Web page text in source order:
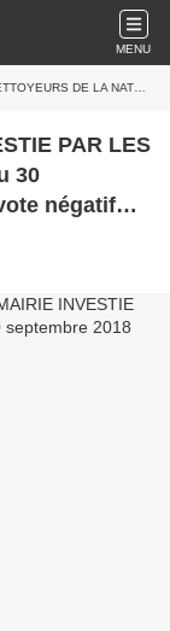
MENU
(J+3574 après le vote négatif fondateur)
PAR LES
30
négatif